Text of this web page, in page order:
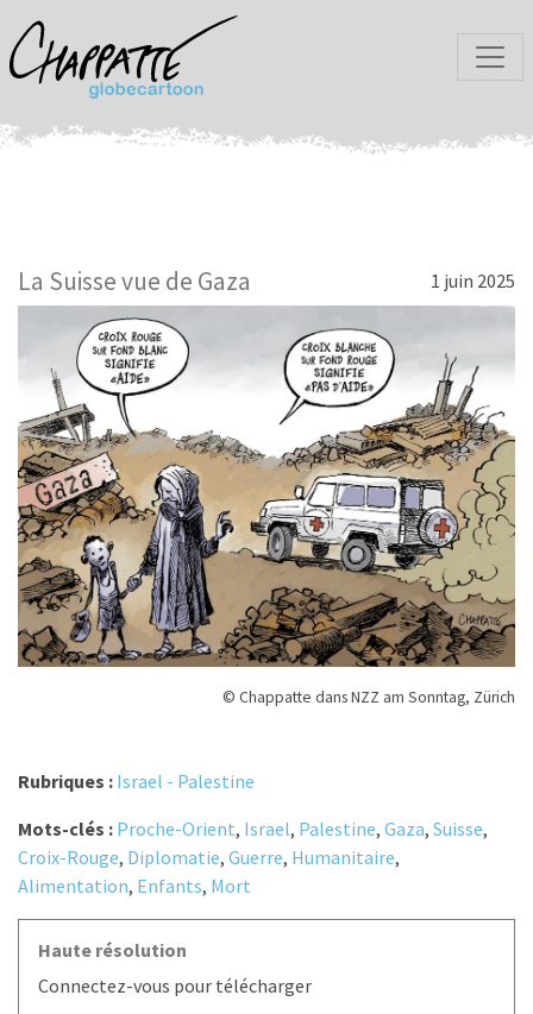
La Suisse vue de Gaza 1 juin 2025
© Chappatte dans NZZ am Sonntag, Zürich
Rubriques : Israel - Palestine
Mots-clés : Proche-Orient, Israel, Palestine, Gaza, Suisse,
Croix-Rouge, Diplomatie, Guerre, Humanitaire,
Alimentation, Enfants, Mort
Haute résolution
Connectez-vous pour télécharger